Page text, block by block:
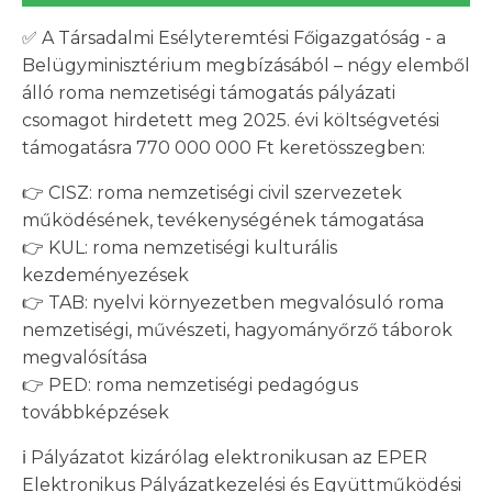
✅ A Társadalmi Esélyteremtési Főigazgatóság - a
Belügyminisztérium megbízásából – négy elemből
álló roma nemzetiségi támogatás pályázati
csomagot hirdetett meg 2025. évi költségvetési
támogatásra 770 000 000 Ft keretösszegben:
👉 CISZ: roma nemzetiségi civil szervezetek
működésének, tevékenységének támogatása
👉 KUL: roma nemzetiségi kulturális
kezdeményezések
👉 TAB: nyelvi környezetben megvalósuló roma
nemzetiségi, művészeti, hagyományőrző táborok
megvalósítása
👉 PED: roma nemzetiségi pedagógus
továbbképzések
ℹ️ Pályázatot kizárólag elektronikusan az EPER
Elektronikus Pályázatkezelési és Együttműködési